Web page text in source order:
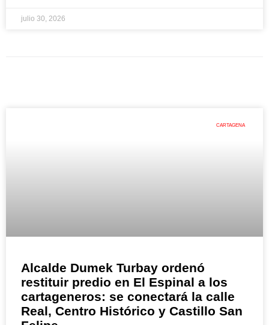
julio 30, 2026
CARTAGENA
Alcalde Dumek Turbay ordenó
restituir predio en El Espinal a los
cartageneros: se conectará la calle
Real, Centro Histórico y Castillo San